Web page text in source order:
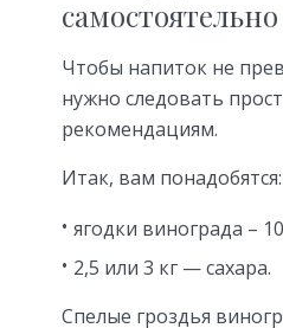
самостоятельно
Чтобы напиток не
нужно следовать
рекомендациям.
Итак, вам понадобятся:
ягодки винограда –
2,5 или 3 кг — сахара.
Спелые гроздья